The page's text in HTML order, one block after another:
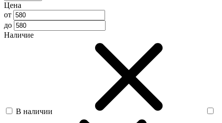
Цена
от
до
Наличие
В наличии